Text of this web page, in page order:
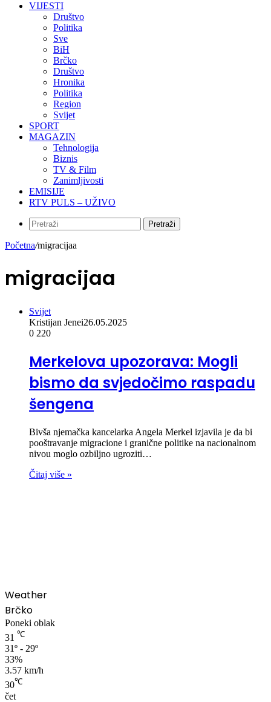
VIJESTI
Društvo
Politika
Sve
BiH
Brčko
Društvo
Hronika
Politika
Region
Svijet
SPORT
MAGAZIN
Tehnologija
Biznis
TV & Film
Zanimljivosti
EMISIJE
RTV PULS – UŽIVO
Pretraži
Početna/migracijaa
migracijaa
Svijet
Kristijan Jenei26.05.2025
0 220
Merkelova upozorava: Mogli
bismo da svjedočimo raspadu
šengena
Bivša njemačka kancelarka Angela Merkel izjavila je da bi
pooštravanje migracione i granične politike na nacionalnom
nivou moglo ozbiljno ugroziti…
Čitaj više »
Weather
Brčko
Poneki oblak
31 ℃
31º - 29º
33%
3.57 km/h
30℃
čet